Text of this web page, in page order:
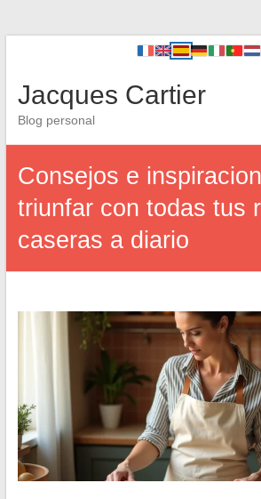
Jacques Cartier
Blog personal
Consejos e
triunfar con todas tus
caseras a diario